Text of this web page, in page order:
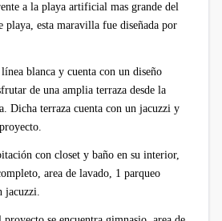
a la playa artificial mas grande del
playa, esta maravilla fue diseñada por
blanca y cuenta con un diseño
de una amplia terraza desde la
Dicha terraza cuenta con un jacuzzi y
con closet y baño en su interior,
area de lavado, 1 parqueo
jacuzzi.